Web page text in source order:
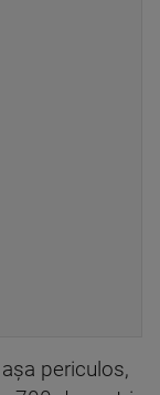
periculos,